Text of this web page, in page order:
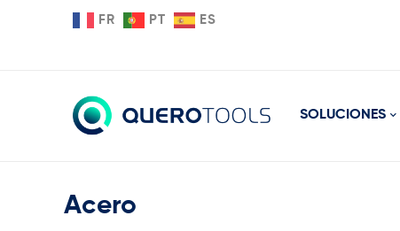
FR PT ES
SOLUCIONES
Acero